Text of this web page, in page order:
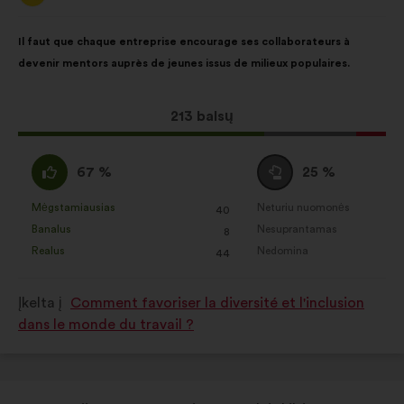
turinys:
Il faut que chaque entreprise encourage ses collaborateurs à
devenir mentors auprès de jeunes issus de milieux populaires.
Dėl
šio
213 balsų
pasiskirstė
taip:
Pritariu
:
67 %
Mėgstamiausias
: 40
kartų
Banalus
: 8
kartų
Realus
: 44
kartų
Susilaikau
:
25 %
Neturiu nuomonės
:kartų
Nesuprantamas
:kartų
Nedomina
:kartų
Įkelta į
Comment favoriser la diversité et l'inclusion
dans le monde du travail ?